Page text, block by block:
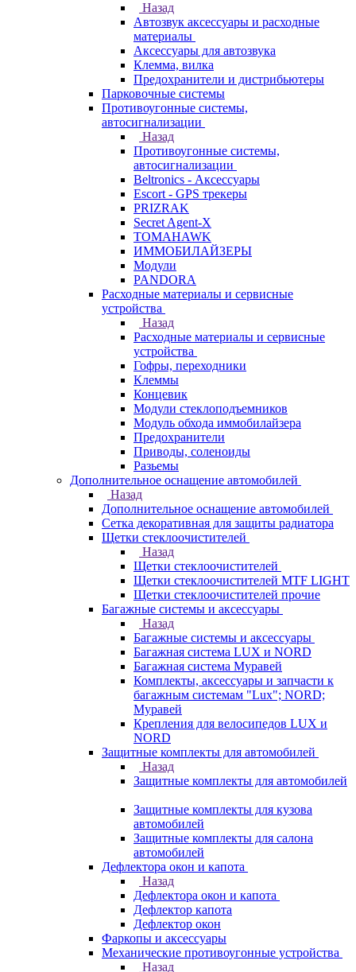
Назад
Автозвук аксессуары и расходные
материалы
Аксессуары для автозвука
Клемма, вилка
Предохранители и дистрибьютеры
Парковочные системы
Противоугонные системы,
автосигнализации
Назад
Противоугонные системы,
автосигнализации
Beltronics - Аксессуары
Escort - GPS трекеры
PRIZRAK
Secret Agent-X
TOMAHAWK
ИММОБИЛАЙЗЕРЫ
Модули
PANDORA
Расходные материалы и сервисные
устройства
Назад
Расходные материалы и сервисные
устройства
Гофры, переходники
Клеммы
Концевик
Модули стеклоподъемников
Модуль обхода иммобилайзера
Предохранители
Приводы, соленоиды
Разьемы
Дополнительное оснащение автомобилей
Назад
Дополнительное оснащение автомобилей
Сетка декоративная для защиты радиатора
Щетки стеклоочистителей
Назад
Щетки стеклоочистителей
Щетки стеклоочистителей MTF LIGHT
Щетки стеклоочистителей прочие
Багажные системы и аксессуары
Назад
Багажные системы и аксессуары
Багажная система LUX и NORD
Багажная система Муравей
Комплекты, аксессуары и запчасти к
багажным системам "Lux"; NORD;
Муравей
Крепления для велосипедов LUX и
NORD
Защитные комплекты для автомобилей
Назад
Защитные комплекты для автомобилей
Защитные комплекты для кузова
автомобилей
Защитные комплекты для салона
автомобилей
Дефлектора окон и капота
Назад
Дефлектора окон и капота
Дефлектор капота
Дефлектор окон
Фаркопы и аксессуары
Механические противоугонные устройства
Назад